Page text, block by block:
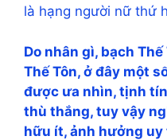
là hạng người nữ thứ
Do nhân gì, bạch
Thế Tôn, ở đây một
được ưa nhìn, tịnh
thù thắng, tuy vậy
hữu ít, ảnh hưởng uy